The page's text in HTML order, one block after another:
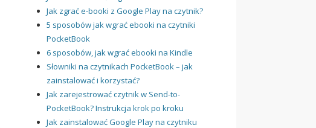
Jak zgrać e-booki z Google Play na czytnik?
5 sposobów jak wgrać ebooki na czytniki
PocketBook
6 sposobów, jak wgrać ebooki na Kindle
Słowniki na czytnikach PocketBook – jak
zainstalować i korzystać?
Jak zarejestrować czytnik w Send-to-
PocketBook? Instrukcja krok po kroku
Jak zainstalować Google Play na czytniku